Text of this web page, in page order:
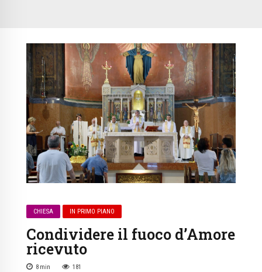
CHIESA IN PRIMO PIANO
Condividere il fuoco d’Amore
ricevuto
8 min 181